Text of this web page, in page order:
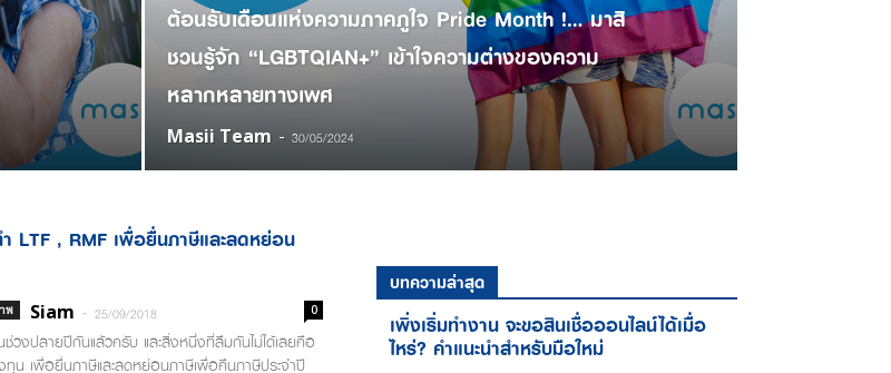
ต้อนรับเดือนแห่งความภาคภูใจ Pride Month !… มาสิ
ชวนรู้จัก “LGBTQIAN+” เข้าใจความต่างของความ
หลากหลายทางเพศ
Masii Team - 30/05/2024
LTF , RMF เพื่อยื่นภาษีและลดหย่อน
พ Siam - 25/09/2018 0
วงปลายปีกันแล้วครับ และสิ่งหนึ่งที่ลืมกันไม่ได้เลยคือ
น เพื่อยื่นภาษีและลดหย่อนภาษีเพื่อคืนภาษีประจำปี
บทความล่าสุด
เพิ่งเริ่มทำงาน จะขอสินเชื่อออนไลน์ได้เมื่อ
ไหร่? คำแนะนำสำหรับมือใหม่